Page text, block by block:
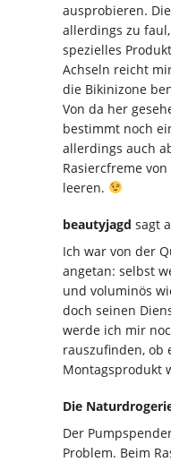
ausprobieren.
allerdings zu
spezielles
Achseln reicht
die Bikinizone
Von da her
bestimmt noch
allerdings auch
Rasiercfreme
leeren.
beautyjagd sagt
Ich war von der
angetan: selbst
und voluminös
doch seinen
werde ich mir
rauszufinden, ob
Montagsprodukt
Die
Der
Problem. Beim